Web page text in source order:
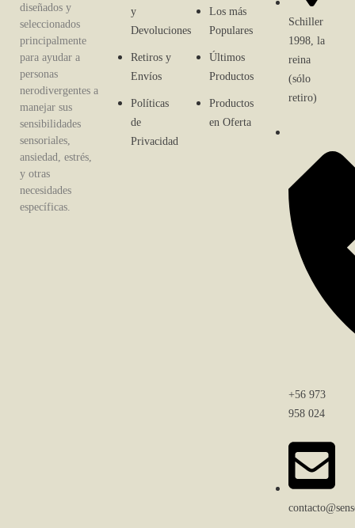
diseñados y
seleccionados
principalmente
para ayudar a
personas
nerodivergentes a
manejar sus
sensibilidades
sensoriales,
ansiedad, estrés,
y otras
necesidades
específicas.
y
Devoluciones
Retiros y
Envíos
Políticas
de
Privacidad
Los más
Populares
Últimos
Productos
Productos
en Oferta
Schiller
1998, la
reina
(sólo
retiro)
+56 973
958 024